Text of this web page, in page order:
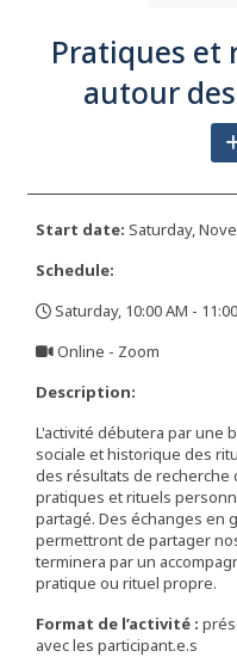
Pratiques et
autour
Start date: Saturday,
Schedule:
Saturday, 10:00 AM -
Online - Zoom
Description:
L'activité débutera par une
sociale et historique des
des résultats de recherche
pratiques et rituels
partagé. Des échanges en
permettront de partager
terminera par un
pratique ou rituel propre.
Format de l’activité :
avec les participant.e.s